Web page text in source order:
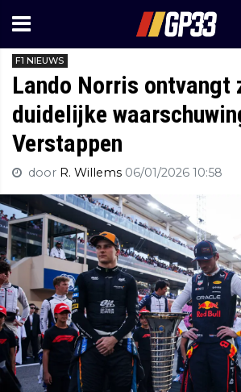
F1 NIEUWS
Lando Norris ontvangt
duidelijke
Verstappen
door R. Willems 06/01/2026 10:58